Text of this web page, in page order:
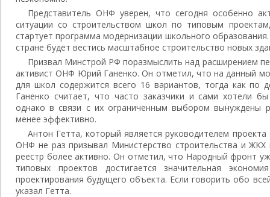
Представитель ОНФ уверен, что сегодня особенно
ситуации со строительством школ по типовым
стартует программа модернизации школьного
стране будет вестись масштабное строительство новых
Призвал Минстрой РФ поразмыслить над расширением
активист ОНФ Юрий Ганенко. Он отметил, что на данный
для школ содержится всего 16 вариантов, тогда как по
Ганенко считает, что часто заказчики и сами хотели
однако в связи с их ограниченным выбором вынуждены
менее эффективно.
Антон Гетта, который является руководителем проекта
ОНФ не раз призывал Министерство строительства и
реестр более активно. Он отметил, что Народный фронт
типовых проектов достигается значительная
проектирования будущего объекта. Если говорить обо
указал Гетта.